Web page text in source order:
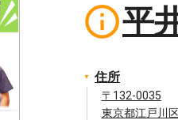
info_outline平
住所
〒132-0035
東京都江戸川